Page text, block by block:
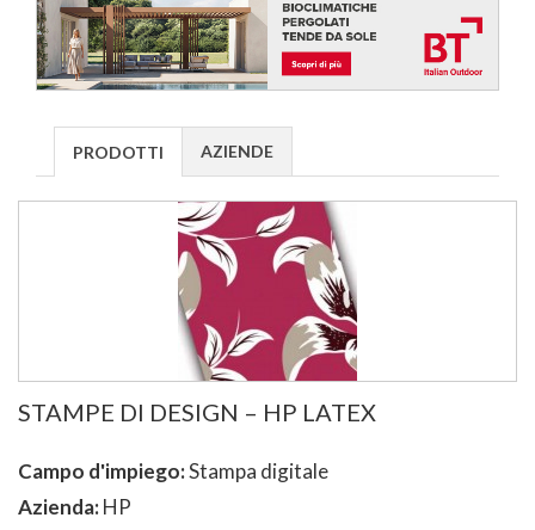
PRODOTTI AZIENDE
STAMPE DI DESIGN – HP LATEX
Campo d'impiego:Stampa digitale
Azienda:HP